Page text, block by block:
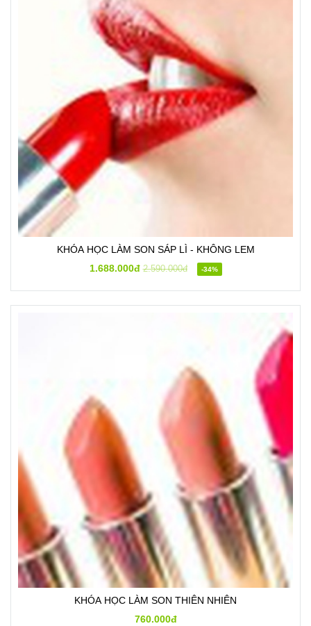
KHÓA HỌC LÀM SON SÁP LÌ - KHÔNG LEM
1.688.000đ 2.590.000đ -34%
KHÓA HỌC LÀM SON THIÊN NHIÊN
760.000đ